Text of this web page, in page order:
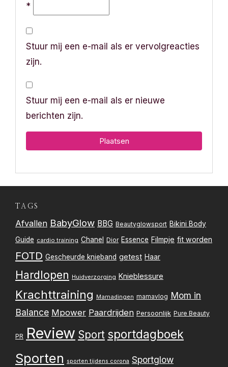
*
Stuur mij een e-mail als er vervolgreacties
zijn.
Stuur mij een e-mail als er nieuwe
berichten zijn.
TAGS
Afvallen BabyGlow BBG Beautyglowsport Bikini Body
Guide cardio training Chanel Dior Essence Filmpje fit worden
FOTD Gescheurde knieband getest Haar
Hardlopen Huidverzorging Knieblessure
Krachttraining Mamadingen mamavlog Mom in
Balance Mpower Paardrijden Persoonlijk Pure Beauty
PR Review Sport sportdagboek
Sporten sporten tijdens corona Sportglow